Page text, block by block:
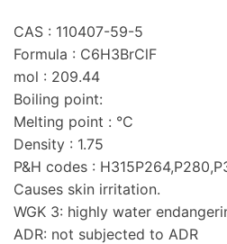
CAS : 110407-59-5
Formula : C6H3BrClF
mol : 209.44
Boiling point:
Melting point : °C
Density : 1.75
P&H codes :
Causes skin irritation.
WGK 3: highly water
ADR: not subjected to ADR